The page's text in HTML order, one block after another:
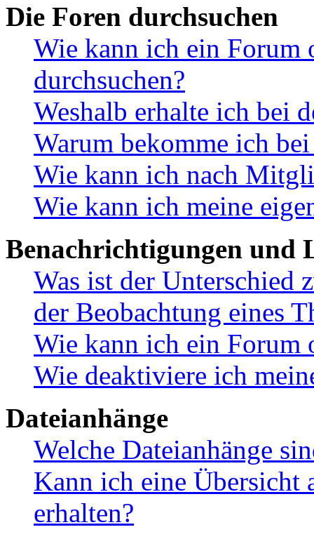
Die Foren durchsuchen
Wie kann ich ein Forum
durchsuchen?
Weshalb erhalte ich bei
Warum bekomme ich
Wie kann ich nach
Wie kann ich meine
Benachrichtigungen und
Was ist der Unterschied
der Beobachtung eines
Wie kann ich ein Forum
Wie deaktiviere ich
Dateianhänge
Welche Dateianhänge
Kann ich eine Übersicht
erhalten?